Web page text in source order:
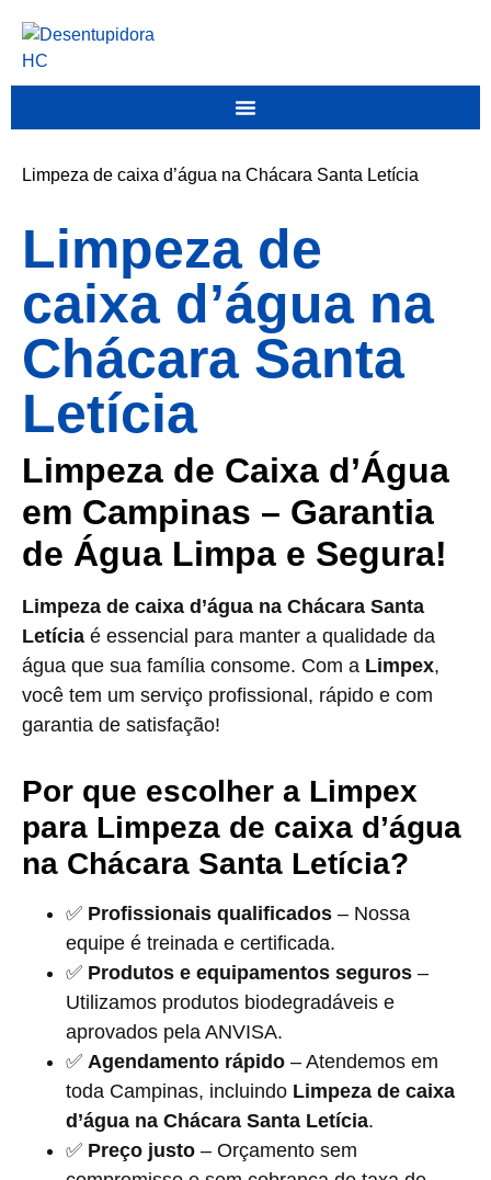
Limpeza de caixa d’água na Chácara Santa Letícia
Limpeza de
caixa d’água na
Chácara Santa
Letícia
Limpeza de Caixa d’Água
em Campinas – Garantia
de Água Limpa e Segura!
Limpeza de caixa d’água na Chácara Santa
Letícia é essencial para manter a qualidade da
água que sua família consome. Com a Limpex,
você tem um serviço profissional, rápido e com
garantia de satisfação!
Por que escolher a Limpex
para Limpeza de caixa d’água
na Chácara Santa Letícia?
✅ Profissionais qualificados – Nossa
equipe é treinada e certificada.
✅ Produtos e equipamentos seguros –
Utilizamos produtos biodegradáveis e
aprovados pela ANVISA.
✅ Agendamento rápido – Atendemos em
toda Campinas, incluindo Limpeza de caixa
d’água na Chácara Santa Letícia.
✅ Preço justo – Orçamento sem